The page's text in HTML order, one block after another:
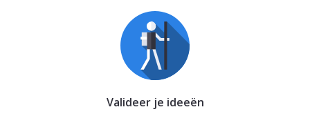
Valideer je ideeën